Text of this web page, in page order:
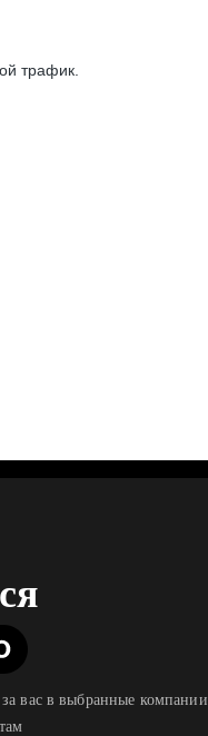
трафик.
вас в выбранные компании